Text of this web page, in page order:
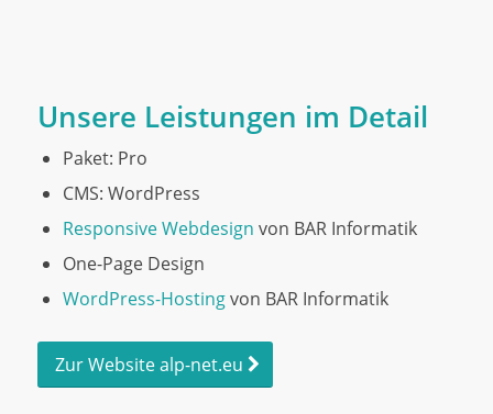
Unsere Leistungen im Detail
Paket: Pro
CMS: WordPress
Responsive Webdesign von BAR Informatik
One-Page Design
WordPress-Hostingvon BAR Informatik
Zur Website alp-net.eu